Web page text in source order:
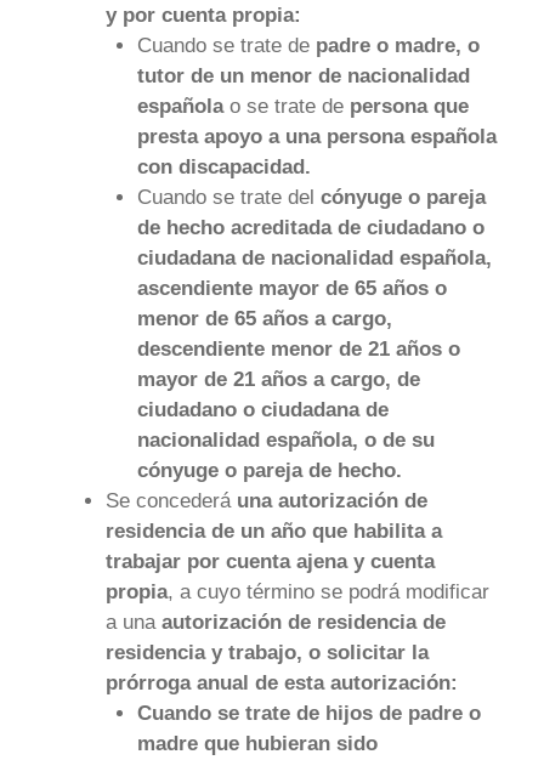
y por cuenta propia:
Cuando se trate de padre o madre, o
tutor de un menor de nacionalidad
españolao se trate de persona que
presta apoyo a una persona española
con discapacidad.
Cuando se trate del cónyuge o pareja
de hecho acreditada de ciudadano o
ciudadana de nacionalidad española,
ascendiente mayor de 65 años o
menor de 65 años a cargo,
descendiente menor de 21 años o
mayor de 21 años a cargo, de
ciudadano o ciudadana de
nacionalidad española, o de su
cónyuge o pareja de hecho.
Se concederá una autorización de
residencia de un año que habilita a
trabajar por cuenta ajena y cuenta
propia, a cuyo término se podrá modificar
a unaautorización de residencia de
residencia y trabajo, o solicitar la
prórroga anual de esta autorización:
Cuando se trate de hijos de padre o
madre que hubieran sido